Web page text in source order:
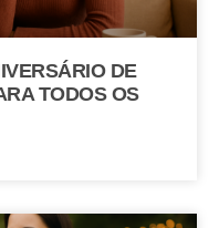
DE
TODOS OS